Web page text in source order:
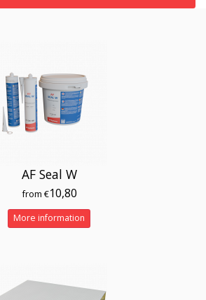
AF Seal W
from €10,80
More information